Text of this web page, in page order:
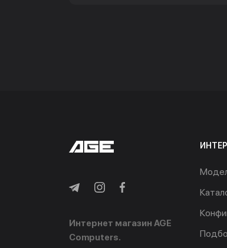
Интернет магазин AGE
Computers.